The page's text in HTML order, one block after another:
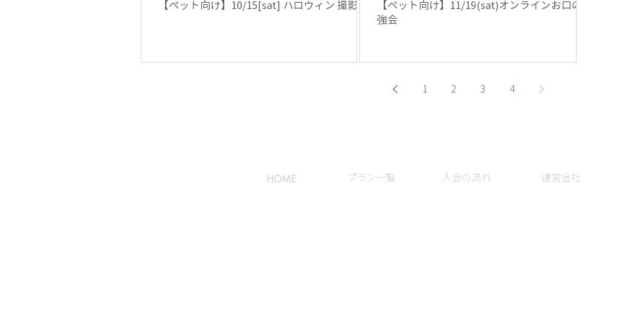
【ペット向け】10/15[sat] ハロウィン 撮影会
【ペット向け】11/19(sat)オンラインお口の勉
強会
1 2 3 4
HOME プラン一覧 入会の流れ 運営会社